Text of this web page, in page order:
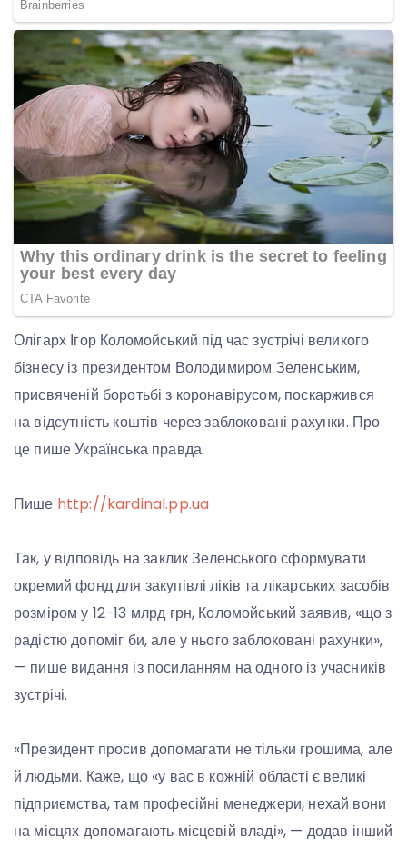
Олігарх Ігор Коломойський під час зустрічі великого
бізнесу із президентом Володимиром Зеленським,
присвяченій боротьбі з коронавірусом, поскаржився
на відсутність коштів через заблоковані рахунки. Про
це пише Українська правда.
Пише http://kardinal.pp.ua
Так, у відповідь на заклик Зеленського сформувати
окремий фонд для закупівлі ліків та лікарських засобів
розміром у 12−13 млрд грн, Коломойський заявив, «що з
радістю допоміг би, але у нього заблоковані рахунки»,
— пише видання із посиланням на одного із учасників
зустрічі.
«Президент просив допомагати не тільки грошима, але
й людьми. Каже, що «у вас в кожній області є великі
підприємства, там професійні менеджери, нехай вони
на місцях допомагають місцевій владі», — додав інший